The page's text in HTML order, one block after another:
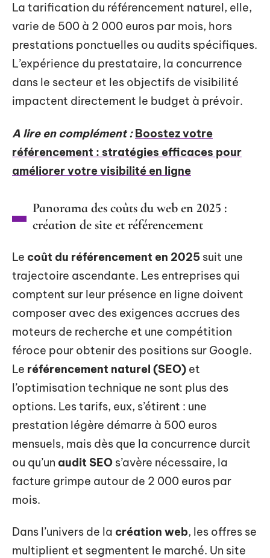
La tarification du référencement naturel, elle,
varie de 500 à 2 000 euros par mois, hors
prestations ponctuelles ou audits spécifiques.
L’expérience du prestataire, la concurrence
dans le secteur et les objectifs de visibilité
impactent directement le budget à prévoir.
A lire en complément : Boostez votre
référencement : stratégies efficaces pour
améliorer votre visibilité en ligne
Panorama des coûts du web en 2025 :
création de site et référencement
Le coût du référencement en 2025 suit une
trajectoire ascendante. Les entreprises qui
comptent sur leur présence en ligne doivent
composer avec des exigences accrues des
moteurs de recherche et une compétition
féroce pour obtenir des positions sur Google.
Le référencement naturel (SEO) et
l’optimisation technique ne sont plus des
options. Les tarifs, eux, s’étirent : une
prestation légère démarre à 500 euros
mensuels, mais dès que la concurrence durcit
ou qu’un audit SEO s’avère nécessaire, la
facture grimpe autour de 2 000 euros par
mois.
Dans l’univers de la création web, les offres se
multiplient et segmentent le marché. Un site